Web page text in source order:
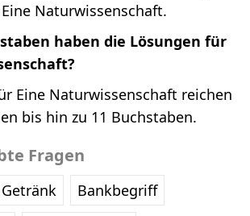
Naturwissenschaft.
haben die Lösungen für
Eine Naturwissenschaft reichen
bis hin zu 11 Buchstaben.
Fragen
Bankbegriff